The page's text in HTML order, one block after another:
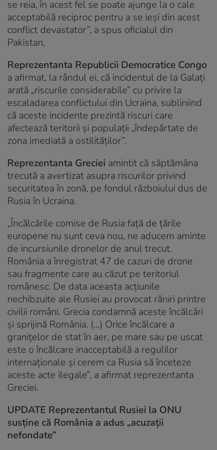
se reia, în acest fel se poate ajunge la o cale
acceptabilă reciproc pentru a se ieşi din acest
conflict devastator”, a spus oficialul din
Pakistan.
Reprezentanta Republicii Democratice Congo
a afirmat, la rândul ei, că incidentul de la Galaţi
arată „riscurile considerabile” cu privire la
escaladarea conflictului din Ucraina, subliniind
că aceste incidente prezintă riscuri care
afectează teritorii şi populaţii „îndepărtate de
zona imediată a ostilităţilor”.
Reprezentanta Greciei amintit că săptămâna
trecută a avertizat asupra riscurilor privind
securitatea în zonă, pe fondul războiului dus de
Rusia în Ucraina.
„Încălcările comise de Rusia faţă de ţările
europene nu sunt ceva nou, ne aducem aminte
de incursiunile dronelor de anul trecut.
România a înregistrat 47 de cazuri de drone
sau fragmente care au căzut pe teritoriul
românesc. De data aceasta acţiunile
nechibzuite ale Rusiei au provocat răniri printre
civilii români. Grecia condamnă aceste încălcări
şi sprijină România. (…) Orice încălcare a
graniţelor de stat în aer, pe mare sau pe uscat
este o încălcare inacceptabilă a regulilor
internaţionale şi cerem ca Rusia să înceteze
aceste acte ilegale”, a afirmat reprezentanta
Greciei.
UPDATE Reprezentantul Rusiei la ONU
susține că România a adus „acuzaţii
nefondate”